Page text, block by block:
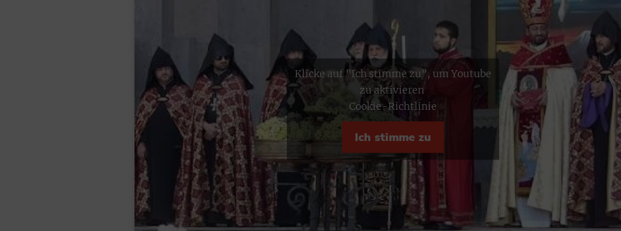
Klicke auf "Ich stimme zu", um Youtube
zu aktivieren
Cookie-Richtlinie
Ich stimme zu